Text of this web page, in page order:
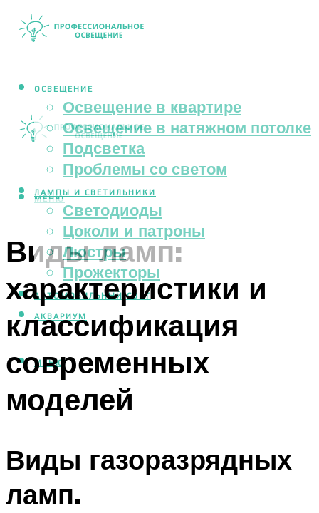
ОСВЕЩЕНИЕ
Освещение в квартире
Освещение в натяжном потолке
Подсветка
Проблемы со светом
ЛАМПЫ И СВЕТИЛЬНИКИ
Светодиоды
Цоколи и патроны
Люстры
Прожекторы
АВТОМОБИЛЬНЫЙ СВЕТ
АКВАРИУМ
МЕНЮ
МЕНЮ
Виды ламп:
характеристики и
классификация
современных
моделей
Виды газоразрядных
ламп.